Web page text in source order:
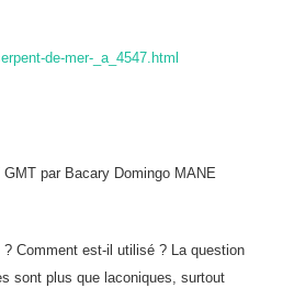
de-mer-_a_4547.html
par Bacary Domingo MANE
? Comment est-il utilisé ? La question
sont plus que laconiques, surtout